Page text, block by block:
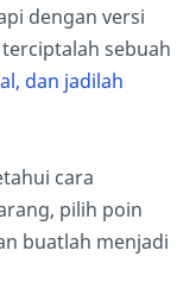
dengan versi
sebuah
dan jadilah
cara
pilih poin
buatlah menjadi